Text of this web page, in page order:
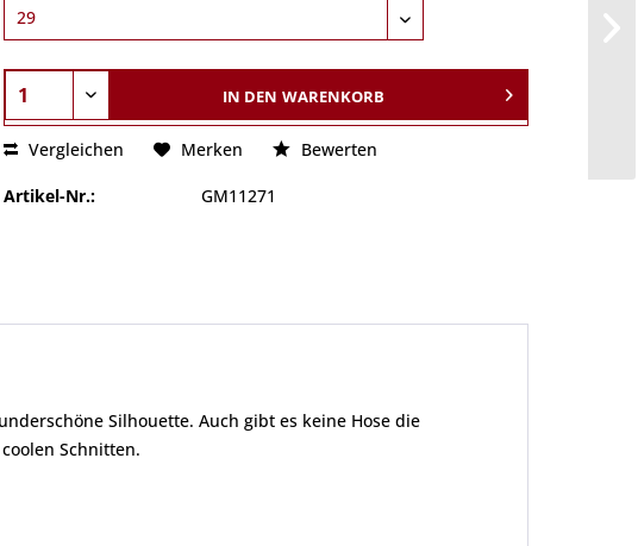
IN DEN WARENKORB
Vergleichen Merken Bewerten
Artikel-Nr.: GM11271
Silhouette. Auch gibt es keine Hose die
Schnitten.